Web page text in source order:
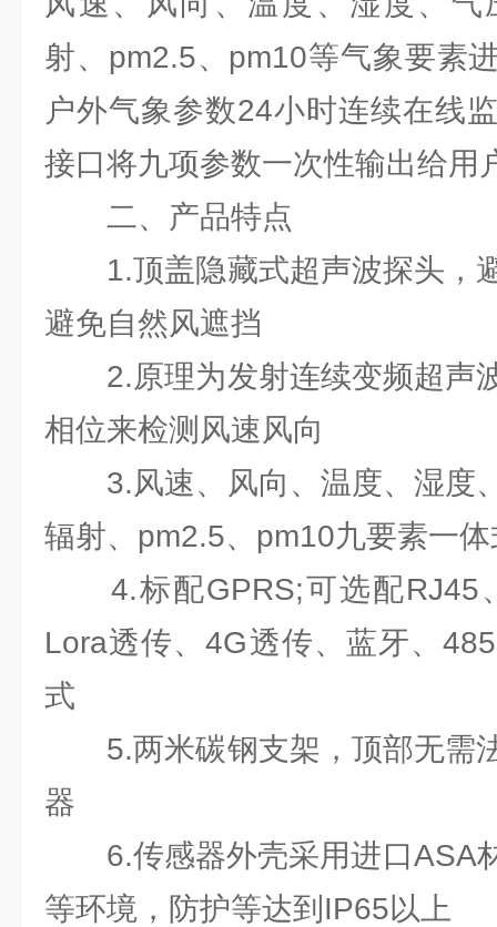
射、pm2.5、pm10等气象要素
户外气象参数24小时连续在线
接口将九项参数一次性输出给用
二、产品特点
1.顶盖隐藏式超声波探头，
避免自然风遮挡
2.原理为发射连续变频超声
相位来检测风速风向
3.风速、风向、温度、湿度
辐射、pm2.5、pm10九要素一
4.标配GPRS;可选配RJ45
Lora透传、4G透传、蓝牙、
式
5.两米碳钢支架，顶部无需
器
6.传感器外壳采用进口ASA
等环境，防护等达到IP65以上